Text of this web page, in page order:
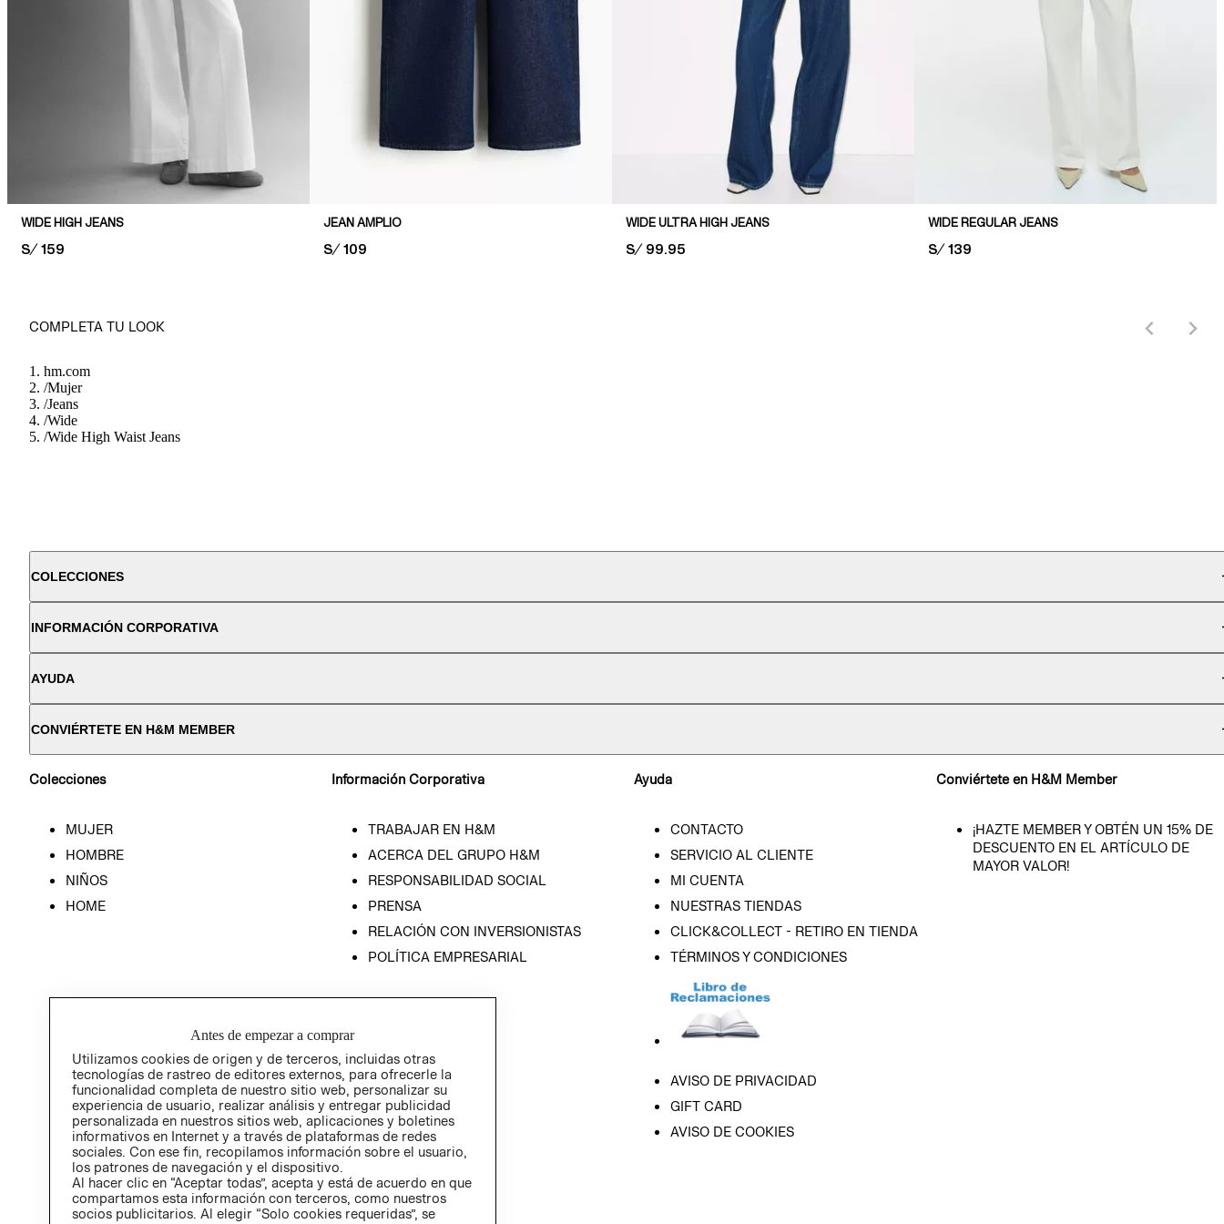
WIDE HIGH JEANS
PRICE:
S/ 159
JEAN AMPLIO
PRICE:
S/ 109
WIDE ULTRA HIGH JEANS
PRICE:
S/ 99.95
WIDE REGULAR JEANS
PRICE:
S/ 139
COMPLETA TU LOOK
hm.com
/Mujer
/Jeans
/Wide
/Wide High Waist Jeans
COLECCIONES
INFORMACIÓN CORPORATIVA
AYUDA
CONVIÉRTETE EN H&M MEMBER
Colecciones
MUJER
HOMBRE
NIÑOS
HOME
Información Corporativa
TRABAJAR EN H&M
ACERCA DEL GRUPO H&M
RESPONSABILIDAD SOCIAL
PRENSA
RELACIÓN CON INVERSIONISTAS
POLÍTICA EMPRESARIAL
Ayuda
CONTACTO
SERVICIO AL CLIENTE
MI CUENTA
NUESTRAS TIENDAS
CLICK&COLLECT - RETIRO EN TIENDA
TÉRMINOS Y CONDICIONES
AVISO DE PRIVACIDAD
GIFT CARD
AVISO DE COOKIES
Conviértete en H&M Member
¡HAZTE MEMBER Y OBTÉN UN 15% DE
DESCUENTO EN EL ARTÍCULO DE
MAYOR VALOR!
Antes de empezar a comprar
Utilizamos cookies de origen y de terceros, incluidas otras
tecnologías de rastreo de editores externos, para ofrecerle la
funcionalidad completa de nuestro sitio web, personalizar su
experiencia de usuario, realizar análisis y entregar publicidad
personalizada en nuestros sitios web, aplicaciones y boletines
informativos en Internet y a través de plataformas de redes
sociales. Con ese fin, recopilamos información sobre el usuario,
los patrones de navegación y el dispositivo.
Al hacer clic en “Aceptar todas”, acepta y está de acuerdo en que
compartamos esta información con terceros, como nuestros
socios publicitarios. Al elegir “Solo cookies requeridas”, se